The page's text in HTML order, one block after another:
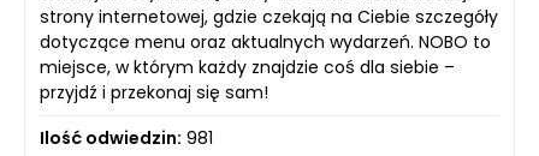
strony internetowej, gdzie czekają na Ciebie szczegóły
dotyczące menu oraz aktualnych wydarzeń. NOBO to
miejsce, w którym każdy znajdzie coś dla siebie –
przyjdź i przekonaj się sam!
Ilość odwiedzin: 981